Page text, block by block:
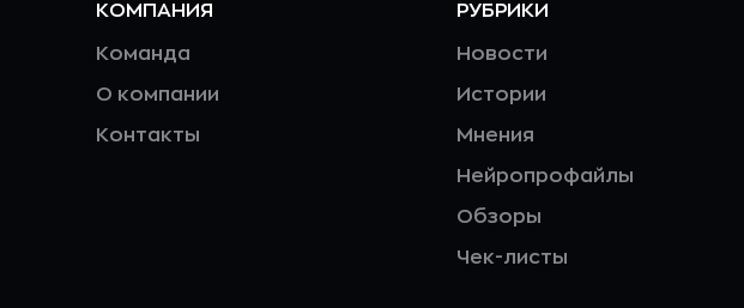
КОМПАНИЯ
Команда
О компании
Контакты
РУБРИКИ
Новости
Истории
Мнения
Нейропрофайлы
Обзоры
Чек-листы